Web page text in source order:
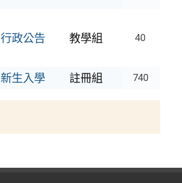
行政公告 教學組 40
新生入學 註冊組 740